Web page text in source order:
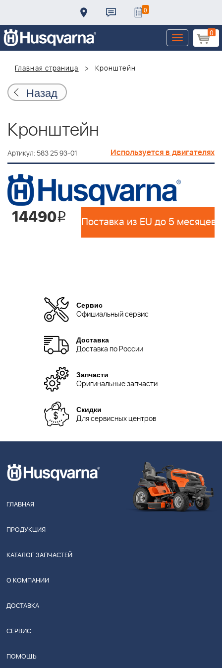
0
0
Toggle
navigation
Главная страница
Кронштейн
Назад
Кронштейн
Артикул: 583 25 93-01 Используется в двигателях
14490i Поставка из EU до 5 месяцев
Сервис
Официальный сервис
Доставка
Доставка по России
Запчасти
Оригинальные запчасти
Скидки
Для сервисных центров
ГЛАВНАЯ
ПРОДУКЦИЯ
КАТАЛОГ ЗАПЧАСТЕЙ
О КОМПАНИИ
ДОСТАВКА
СЕРВИС
ПОМОЩЬ